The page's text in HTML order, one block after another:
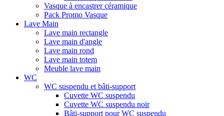
Vasque à encastrer céramique
Pack Promo Vasque
Lave Main
Lave main rectangle
Lave main d'angle
Lave main rond
Lave main totem
Meuble lave main
WC
WC suspendu et bâti-support
Cuvette WC suspendu
Cuvette WC suspendu noir
Bâti-support pour WC suspendu